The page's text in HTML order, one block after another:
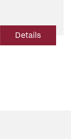
Details